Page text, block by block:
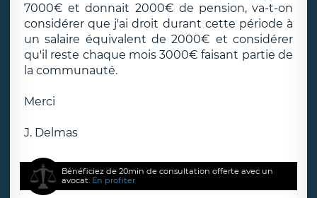
7000€ et donnait 2000€ de pension, va-t-on
considérer que j'ai droit durant cette période à
un salaire équivalent de 2000€ et considérer
qu'il reste chaque mois 3000€ faisant partie de
la communauté.
Merci
J. Delmas
Bénéficiez de 20min de consultation offerte avec un
avocat. En profiter